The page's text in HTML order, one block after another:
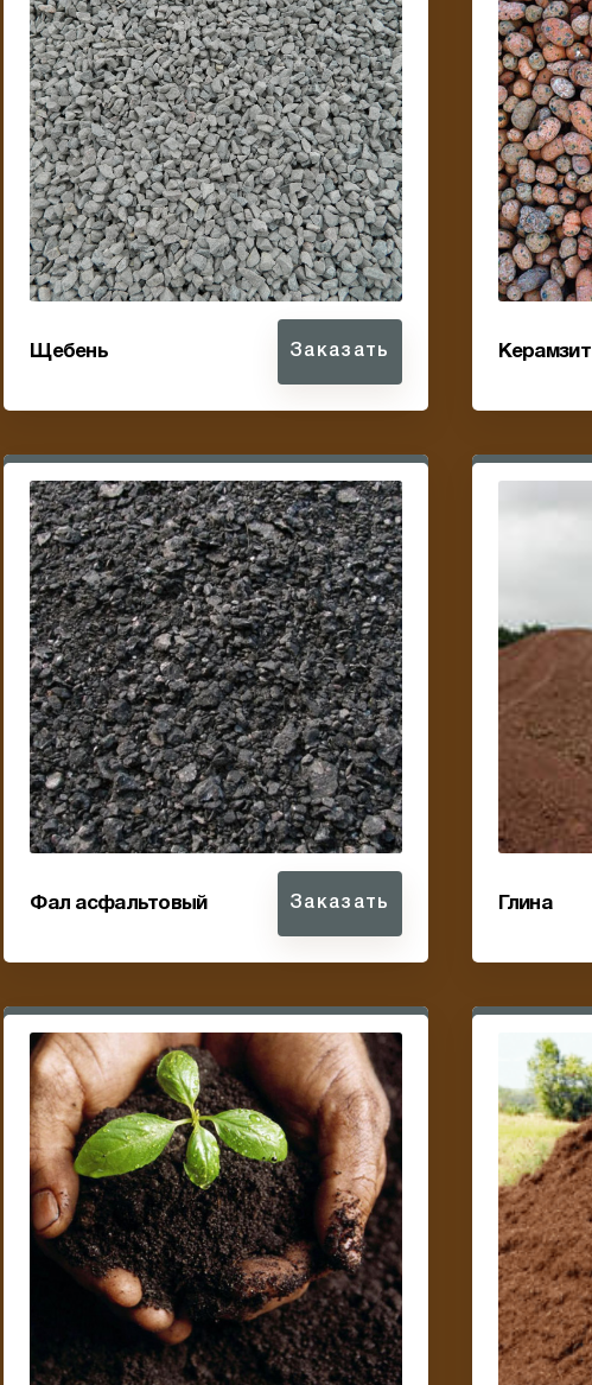
Щебень Заказать Керамзит
Фал асфальтовый Заказать Глина